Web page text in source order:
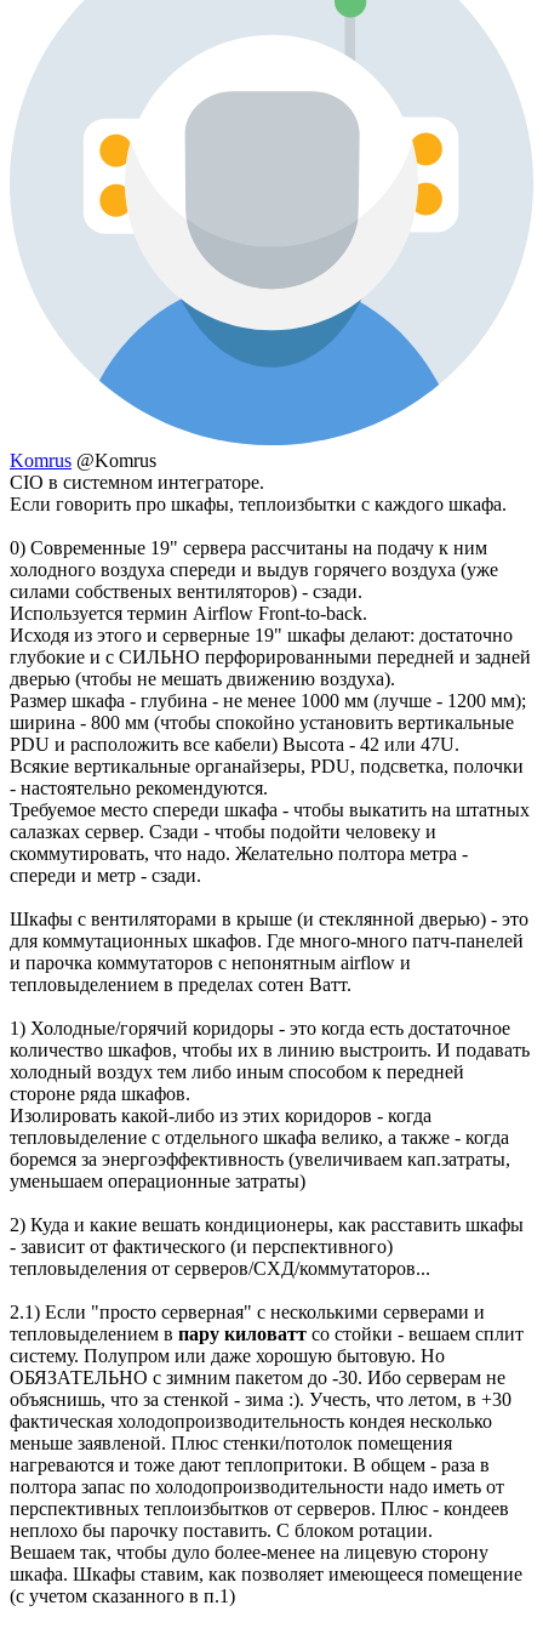
Komrus @Komrus
CIO в системном интеграторе.
Если говорить про шкафы, теплоизбытки с каждого шкафа.
0) Современные 19" сервера рассчитаны на подачу к ним
холодного воздуха спереди и выдув горячего воздуха (уже
силами собственых вентиляторов) - сзади.
Используется термин Airflow Front-to-back.
Исходя из этого и серверные 19" шкафы делают: достаточно
глубокие и с СИЛЬНО перфорированными передней и задней
дверью (чтобы не мешать движению воздуха).
Размер шкафа - глубина - не менее 1000 мм (лучше - 1200 мм);
ширина - 800 мм (чтобы спокойно установить вертикальные
PDU и расположить все кабели) Высота - 42 или 47U.
Всякие вертикальные органайзеры, PDU, подсветка, полочки
- настоятельно рекомендуются.
Требуемое место спереди шкафа - чтобы выкатить на штатных
салазках сервер. Сзади - чтобы подойти человеку и
скоммутировать, что надо. Желательно полтора метра -
спереди и метр - сзади.
Шкафы с вентиляторами в крыше (и стеклянной дверью) - это
для коммутационных шкафов. Где много-много патч-панелей
и парочка коммутаторов с непонятным airflow и
тепловыделением в пределах сотен Ватт.
1) Холодные/горячий коридоры - это когда есть достаточное
количество шкафов, чтобы их в линию выстроить. И подавать
холодный воздух тем либо иным способом к передней
стороне ряда шкафов.
Изолировать какой-либо из этих коридоров - когда
тепловыделение с отдельного шкафа велико, а также - когда
боремся за энергоэффективность (увеличиваем кап.затраты,
уменьшаем операционные затраты)
2) Куда и какие вешать кондиционеры, как расставить шкафы
- зависит от фактического (и перспективного)
тепловыделения от серверов/СХД/коммутаторов...
2.1) Если "просто серверная" с несколькими серверами и
тепловыделением в пару киловатт со стойки - вешаем сплит
систему. Полупром или даже хорошую бытовую. Но
ОБЯЗАТЕЛЬНО с зимним пакетом до -30. Ибо серверам не
объяснишь, что за стенкой - зима :). Учесть, что летом, в +30
фактическая холодопроизводительность кондея несколько
меньше заявленой. Плюс стенки/потолок помещения
нагреваются и тоже дают теплопритоки. В общем - раза в
полтора запас по холодопроизводительности надо иметь от
перспективных теплоизбытков от серверов. Плюс - кондеев
неплохо бы парочку поставить. С блоком ротации.
Вешаем так, чтобы дуло более-менее на лицевую сторону
шкафа. Шкафы ставим, как позволяет имеющееся помещение
(с учетом сказанного в п.1)